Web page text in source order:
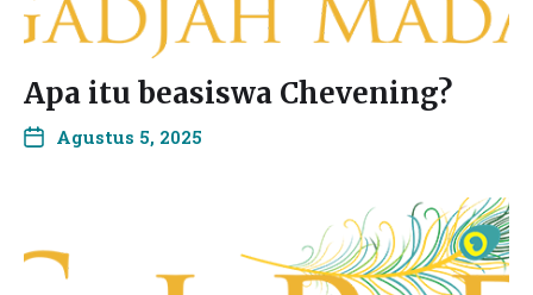
Apa itu beasiswa Chevening?
Agustus 5, 2025